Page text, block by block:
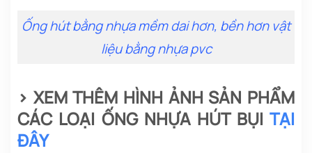
Ống hút bằng nhựa mềm dai hơn, bền hơn vật
liệu bằng nhựa pvc
> XEM THÊM HÌNH ẢNH SẢN PHẨM
CÁC LOẠI ỐNG NHỰA HÚT BỤI TẠI
ĐÂY